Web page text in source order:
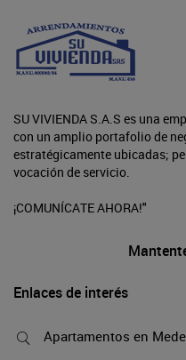
SU VIVIENDA S.A.S es una
con un amplio portafolio de
estratégicamente ubicadas;
vocación de servicio.
¡COMUNÍCATE AHORA!"
Enlaces de interés
Apartamentos en